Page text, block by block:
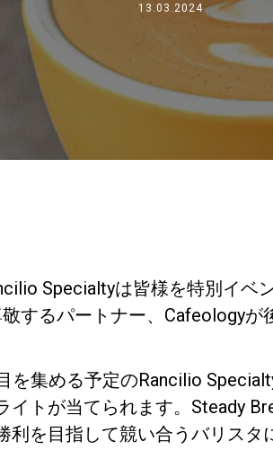
13.03.2024
Specialtyは皆様を特別イベ
するパートナー、Cafeologyが
を集める予定のRancilio
イトが当てられます。Steady
を目指して競い合うバリスタ
所在地
私たちと一緒に働く